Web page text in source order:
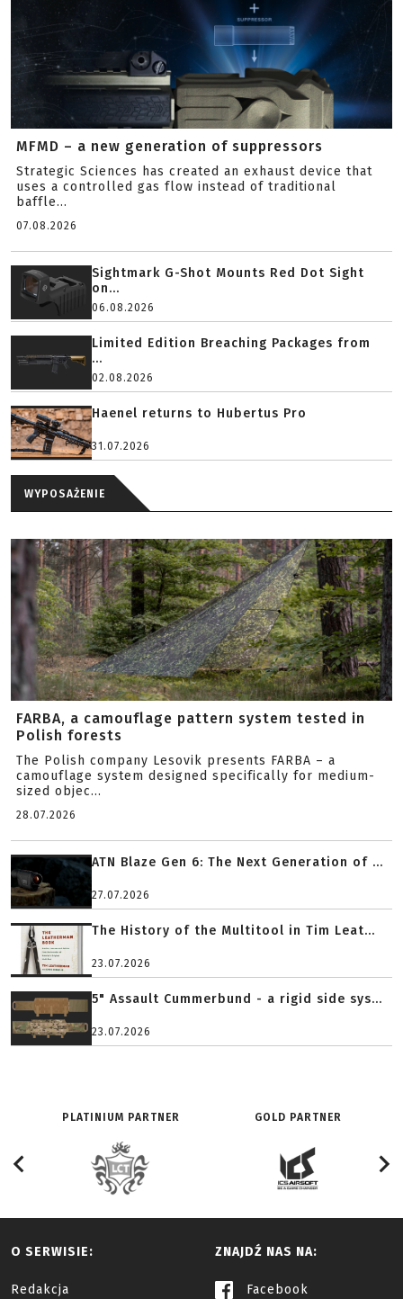
MFMD – a new generation of suppressors
Strategic Sciences has created an exhaust device that
uses a controlled gas flow instead of traditional
baffle...
07.08.2026
Sightmark G-Shot Mounts Red Dot Sight
on...
06.08.2026
Limited Edition Breaching Packages from
...
02.08.2026
Haenel returns to Hubertus Pro
31.07.2026
WYPOSAŻENIE
FARBA, a camouflage pattern system tested in
Polish forests
The Polish company Lesovik presents FARBA – a
camouflage system designed specifically for medium-
sized objec...
28.07.2026
ATN Blaze Gen 6: The Next Generation of ...
27.07.2026
The History of the Multitool in Tim Leat...
23.07.2026
5" Assault Cummerbund - a rigid side sys...
23.07.2026
PLATINIUM PARTNER GOLD PARTNER
O SERWISIE:
Redakcja
ZNAJDŹ NAS NA:
Facebook